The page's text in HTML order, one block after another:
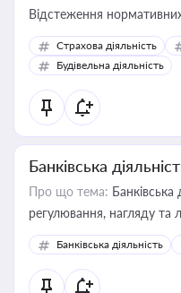
Відстеження
корисне для власника
бухгалтера під час
державного майна,
статусу суб'єктів
Страхова діяльність
Будівельна діяльність
Банківська
Про що тема: Банківська
регулювання, нагляду та
Банківська діяльність